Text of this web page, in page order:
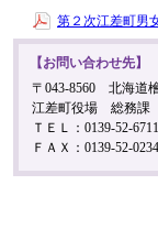
第２次江差町男
【お問い合わせ先】
〒043-8560 北海道
江差町役場 総務課
ＴＥＬ：0139-52-6711
ＦＡＸ：0139-52-0234